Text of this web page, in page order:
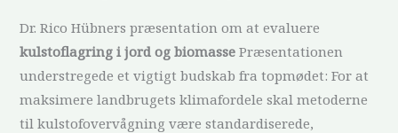
Dr. Rico Hübners præsentation om at evaluere
kulstoflagring i jord og biomasse Præsentationen
understregede et vigtigt budskab fra topmødet: For at
maksimere landbrugets klimafordele skal metoderne
til kulstofovervågning være standardiserede,